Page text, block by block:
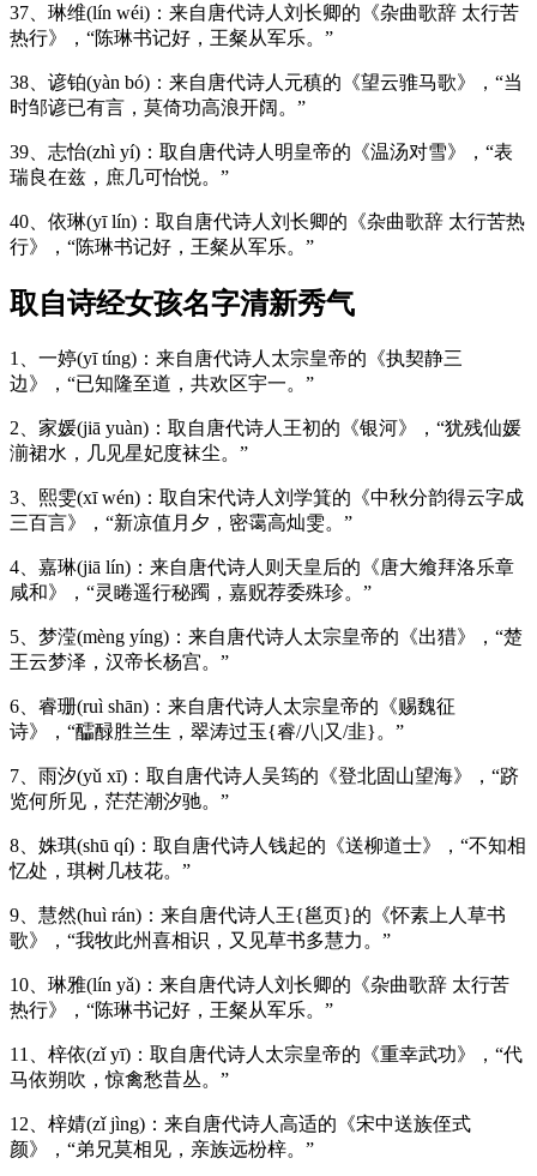
37、琳维(lín wéi)：来自唐代诗人刘长卿的《杂曲歌辞 太行苦
热行》，“陈琳书记好，王粲从军乐。”
38、谚铂(yàn bó)：来自唐代诗人元稹的《望云骓马歌》，“当
时邹谚已有言，莫倚功高浪开阔。”
39、志怡(zhì yí)：取自唐代诗人明皇帝的《温汤对雪》，“表
瑞良在兹，庶几可怡悦。”
40、依琳(yī lín)：取自唐代诗人刘长卿的《杂曲歌辞 太行苦热
行》，“陈琳书记好，王粲从军乐。”
取自诗经女孩名字清新秀气
1、一婷(yī tíng)：来自唐代诗人太宗皇帝的《执契静三
边》，“已知隆至道，共欢区宇一。”
2、家媛(jiā yuàn)：取自唐代诗人王初的《银河》，“犹残仙媛
湔裙水，几见星妃度袜尘。”
3、熙雯(xī wén)：取自宋代诗人刘学箕的《中秋分韵得云字成
三百言》，“新凉值月夕，密霭高灿雯。”
4、嘉琳(jiā lín)：来自唐代诗人则天皇后的《唐大飨拜洛乐章
咸和》，“灵睠遥行秘躅，嘉贶荐委殊珍。”
5、梦滢(mèng yíng)：来自唐代诗人太宗皇帝的《出猎》，“楚
王云梦泽，汉帝长杨宫。”
6、睿珊(ruì shān)：来自唐代诗人太宗皇帝的《赐魏征
诗》，“醽醁胜兰生，翠涛过玉{睿/八|又/韭}。”
7、雨汐(yǔ xī)：取自唐代诗人吴筠的《登北固山望海》，“跻
览何所见，茫茫潮汐驰。”
8、姝琪(shū qí)：取自唐代诗人钱起的《送柳道士》，“不知相
忆处，琪树几枝花。”
9、慧然(huì rán)：来自唐代诗人王{邕页}的《怀素上人草书
歌》，“我牧此州喜相识，又见草书多慧力。”
10、琳雅(lín yǎ)：来自唐代诗人刘长卿的《杂曲歌辞 太行苦
热行》，“陈琳书记好，王粲从军乐。”
11、梓依(zǐ yī)：取自唐代诗人太宗皇帝的《重幸武功》，“代
马依朔吹，惊禽愁昔丛。”
12、梓婧(zǐ jìng)：来自唐代诗人高适的《宋中送族侄式
颜》，“弟兄莫相见，亲族远枌梓。”